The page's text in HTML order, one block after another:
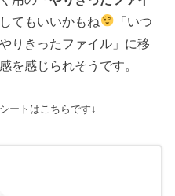
てもいいかもね
「いつ
りきったファイル」に移
を感じられそうです。
ートはこちらです↓